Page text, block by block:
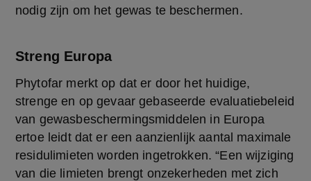
nodig zijn om het gewas te beschermen.
Streng Europa
Phytofar merkt op dat er door het huidige,
strenge en op gevaar gebaseerde evaluatiebeleid
van gewasbeschermingsmiddelen in Europa
ertoe leidt dat er een aanzienlijk aantal maximale
residulimieten worden ingetrokken. “Een wijziging
van die limieten brengt onzekerheden met zich